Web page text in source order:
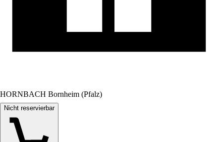
HORNBACH Bornheim (Pfalz)
Nicht reservierbar